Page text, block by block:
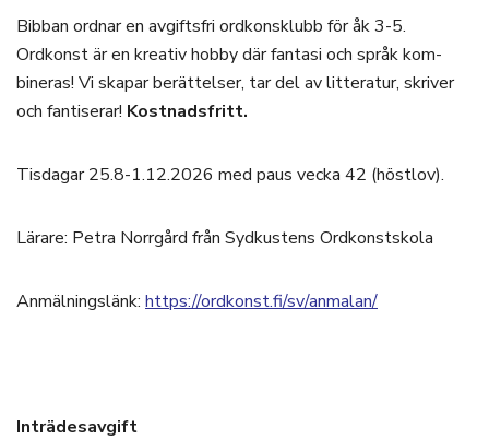
Bibban ordnar en avgiftsfri ordkonsklubb för åk 3-5.
Ordkonst är en kreativ hobby där fantasi och språk kom­
bineras! Vi skapar berättelser, tar del av litteratur, skriver
och fantiserar! Kostnadsfritt.
Tisdagar 25.8-1.12.2026 med paus vecka 42 (höstlov).
Lärare: Petra Norrgård från Sydkustens Ordkonstskola
Anmälningslänk: https://ordkonst.fi/sv/anmalan/
Inträdesavgift